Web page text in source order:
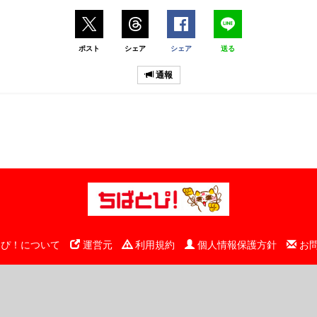
ポスト シェア シェア 送る
通報
！について 運営元 利用規約 個人情報保護方針 お